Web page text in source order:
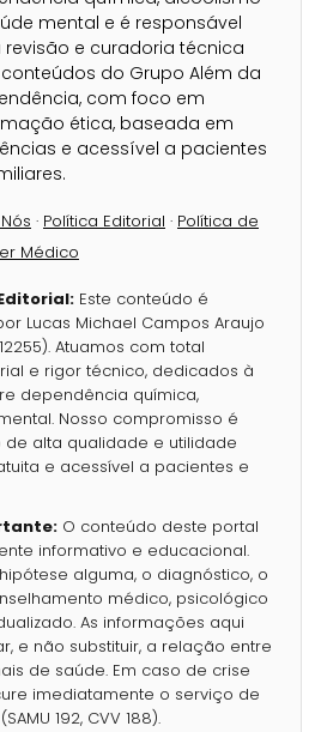
mental e é responsável
revisão e curadoria técnica
do Grupo Além da
com foco em
ética, baseada em
e acessível a pacientes
· Política Editorial · Política de
Médico
Este conteúdo é
Lucas Michael Campos Araujo
Atuamos com total
e rigor técnico, dedicados à
dependência química,
Nosso compromisso é
alta qualidade e utilidade
e acessível a pacientes e
O conteúdo deste portal
informativo e educacional.
alguma, o diagnóstico, o
médico, psicológico
As informações aqui
e não substituir, a relação entre
de saúde. Em caso de crise
imediatamente o serviço de
192, CVV 188).